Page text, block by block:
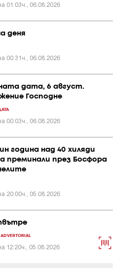
01:03ч., 06.08.2026
деня
00:31ч., 06.08.2026
дата, 6 август.
Господне
00:03ч., 06.08.2026
година над 40 хиляди
преминали през Босфора
20:00ч., 05.08.2026
ADVERTORIAL
12:20ч., 05.08.2026